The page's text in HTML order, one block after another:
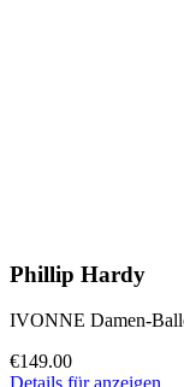
Phillip Hardy
IVONNE Damen-
€149.00